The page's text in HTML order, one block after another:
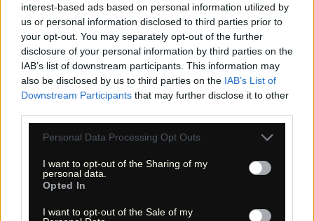
interest-based ads based on personal information utilized by
us or personal information disclosed to third parties prior to
your opt-out. You may separately opt-out of the further
disclosure of your personal information by third parties on the
IAB’s list of downstream participants. This information may
also be disclosed by us to third parties on the IAB’s List of
Downstream Participants that may further disclose it to other
Please note that this website/app uses one or more Google
not limited to your visit or usage behaviour. You may click to
grant or deny consent to Google and its third-party tags to
use your data for below specified purposes in below Google
consent section.
Personal Data Processing Opt Outs
I want to opt-out of the Sharing of my
personal data.
Opted In
I want to opt-out of the Sale of my
Sie sind in einer unglaublichen Gegend gelandet!
Section 1
Hier bietet eine Wash Orientierung. Links und rechts davon
stehen hier Zinnen, die etwas dunkler als das Weiß der anderen
Sektionen sind. Wie Wellen durchdringen kleine Absätze diese
Hoodoos. Dort, wo sich die Wash verengt, haben Sie vielleicht
Kontakt zu Kühen und sind hier in der Einsamkeit ziemlich
erschrocken.
Sie steigen halblinks zwischen den unglaublichen Formationen
kurz in Richtung Pass nach oben. Das Gelände ist teilweise
ziemlich steil und sandig. Diese weißen Felsen sehen
Section 3
Wenn Sie oberhalb der 3. Sektion wieder angekommen sind,
suchen sie sich querfeldein den Abstieg, der nicht schwierig
Gipspyramiden des Pine Parks. In einer Wash entlang stehen